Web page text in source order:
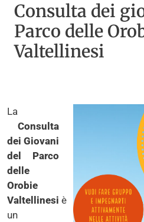
Consulta dei
Parco delle
Valtellinesi
La
Consulta
dei Giovani
del Parco
delle
Orobie
Valtellinesi è
un